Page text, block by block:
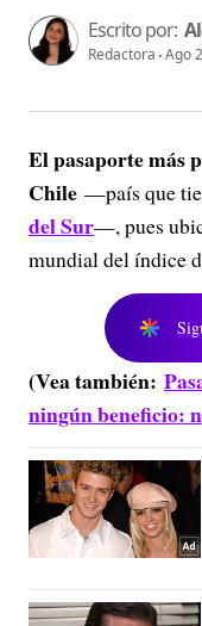
Escrito por:
Redactora Ago
El pasaporte más
Chile —país que
del Sur—, pues
mundial del índice
(Vea también:
ningún beneficio: